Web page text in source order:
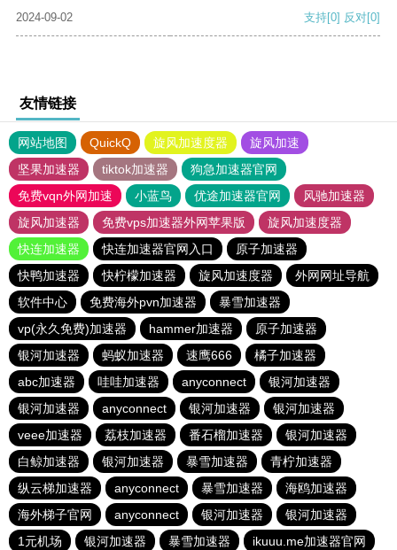
2024-09-02
支持[0] 反对[0]
友情链接
网站地图 QuickQ 旋风加速度器
旋风加速
坚果加速器
tiktok加速器
狗急加速器官网
免费vqn外网加速
小蓝鸟 优途加速器官网
风驰加速器
旋风加速器
免费vps加速器外网苹果版
旋风加速度器
快连加速器
快连加速器官网入口
原子加速器
快鸭加速器
快柠檬加速器 旋风加速度器
外网网址导航
软件中心
免费海外pvn加速器
暴雪加速器
vp(永久免费)加速器
hammer加速器
原子加速器
银河加速器
蚂蚁加速器 速鹰666
橘子加速器
abc加速器
哇哇加速器 anyconnect
银河加速器
银河加速器
anyconnect 银河加速器
银河加速器
veee加速器
荔枝加速器 番石榴加速器
银河加速器
白鲸加速器
银河加速器 暴雪加速器
青柠加速器
纵云梯加速器
anyconnect 暴雪加速器
海鸥加速器
海外梯子官网
anyconnect 银河加速器
银河加速器
1元机场
银河加速器 暴雪加速器 ikuuu.me加速器官网